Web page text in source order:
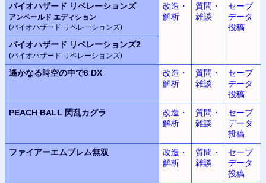
バイオハザード リベレーションズ
アンベールド エディション
(バイオハザード リベレーションズ)
改造・
解析
質問・
雑談
セーブ
データ
投稿
バイオハザード リベレーションズ2
(バイオハザード リベレーションズ)
遙かなる時空の中で6 DX
改造・
解析
質問・
雑談
セーブ
データ
投稿
PEACH BALL 閃乱カグラ
改造・
解析
質問・
雑談
セーブ
データ
投稿
ファイアーエムブレム無双
改造・
解析
質問・
雑談
セーブ
データ
投稿